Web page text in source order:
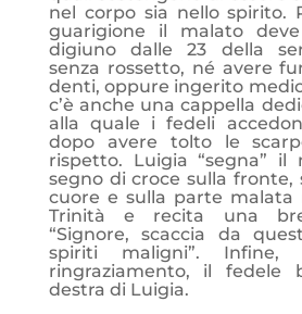
nel corpo sia nello spirito.
guarigione il malato
digiuno dalle 23 della
senza rossetto, né avere
denti, oppure ingerito
c’è anche una cappella
alla quale i fedeli
dopo avere tolto le
rispetto. Luigia “segna” il
segno di croce sulla fronte,
cuore e sulla parte malata
Trinità e recita una
“Signore, scaccia da
spiriti maligni”.
ringraziamento, il fedele
destra di Luigia.